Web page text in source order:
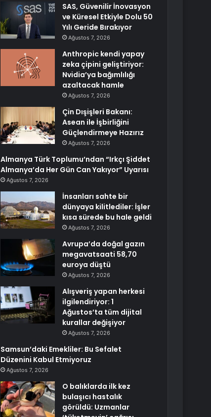
SAS, Güvenilir İnovasyon
ve Küresel Etkiyle Dolu 50
Yılı Geride Bırakıyor
Ağustos 7, 2026
Anthropic kendi yapay
zeka çipini geliştiriyor:
Nvidia’ya bağımlılığı
azaltacak hamle
Ağustos 7, 2026
Çin Dışişleri Bakanı:
Asean ile İşbirliğini
Güçlendirmeye Hazırız
Ağustos 7, 2026
Almanya Türk Toplumu’ndan “Irkçı Şiddet
Almanya’da Her Gün Can Yakıyor” Uyarısı
Ağustos 7, 2026
İnsanları sahte bir
dünyaya kilitlediler: İşler
kısa sürede bu hale geldi
Ağustos 7, 2026
Avrupa’da doğal gazın
megavatsaati 58,70
euroya düştü
Ağustos 7, 2026
Alışveriş yapan herkesi
ilgilendiriyor: 1
Ağustos’ta tüm dijital
kurallar değişiyor
Ağustos 7, 2026
Samsun’daki Emekliler: Bu Sefalet
Düzenini Kabul Etmiyoruz
Ağustos 7, 2026
O balıklarda ilk kez
bulaşıcı hastalık
görüldü: Uzmanlar